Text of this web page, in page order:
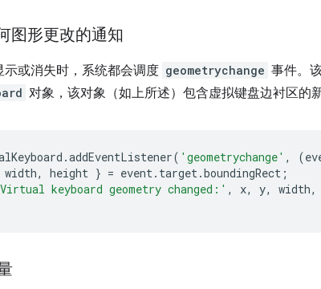
图形更改的通知
示或消失时，系统都会调度 geometrychange 事件。
对象，该对象（如上所述）包含虚拟键盘边衬区的
.addEventListener( 'geometrychange' , (
width, height } = event. target.boundingRect ;
keyboard geometry changed:' , x, y, width,